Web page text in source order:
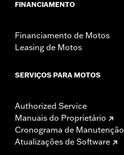
FINANCIAMENTO
Financiamento de Motos
Leasing de Motos
SERVIÇOS PARA MOTOS
Authorized Service
Manuais do Proprietário
Cronograma de Manutenção
Atualizações de Software